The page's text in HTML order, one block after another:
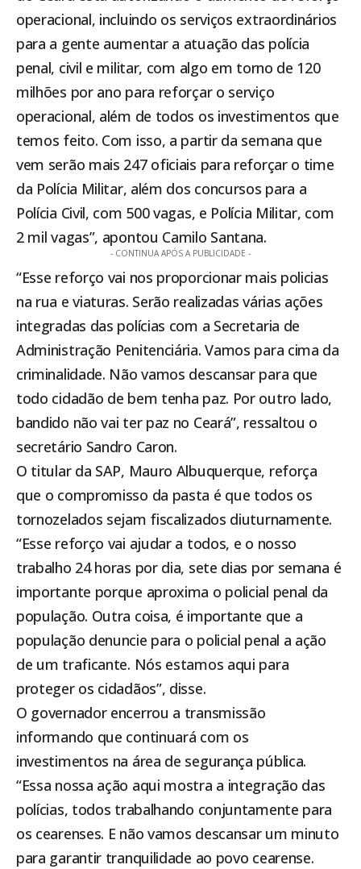
operacional, incluindo os serviços extraordinários
para a gente aumentar a atuação das polícia
penal, civil e militar, com algo em torno de 120
milhões por ano para reforçar o serviço
operacional, além de todos os investimentos que
temos feito. Com isso, a partir da semana que
vem serão mais 247 oficiais para reforçar o time
da Polícia Militar, além dos concursos para a
Polícia Civil, com 500 vagas, e Polícia Militar, com
2 mil vagas”, apontou Camilo Santana.
- CONTINUA APÓS A PUBLICIDADE -
“Esse reforço vai nos proporcionar mais policias
na rua e viaturas. Serão realizadas várias ações
integradas das polícias com a Secretaria de
Administração Penitenciária. Vamos para cima da
criminalidade. Não vamos descansar para que
todo cidadão de bem tenha paz. Por outro lado,
bandido não vai ter paz no Ceará”, ressaltou o
secretário Sandro Caron.
O titular da SAP, Mauro Albuquerque, reforça
que o compromisso da pasta é que todos os
tornozelados sejam fiscalizados diuturnamente.
“Esse reforço vai ajudar a todos, e o nosso
trabalho 24 horas por dia, sete dias por semana é
importante porque aproxima o policial penal da
população. Outra coisa, é importante que a
população denuncie para o policial penal a ação
de um traficante. Nós estamos aqui para
proteger os cidadãos”, disse.
O governador encerrou a transmissão
informando que continuará com os
investimentos na área de segurança pública.
“Essa nossa ação aqui mostra a integração das
polícias, todos trabalhando conjuntamente para
os cearenses. E não vamos descansar um minuto
para garantir tranquilidade ao povo cearense.